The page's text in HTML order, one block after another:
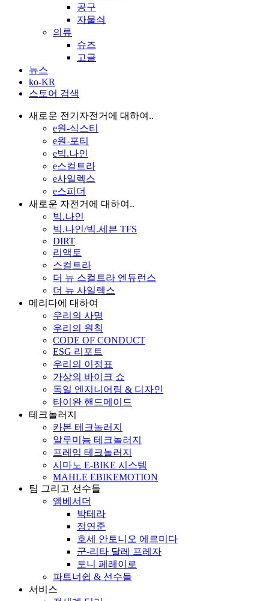
공구
자물쇠
의류
슈즈
고글
뉴스
ko-KR
스토어 검색
새로운 전기자전거에 대하여..
e원-식스티
e원-포티
e빅.나인
e스컬트라
e사일렉스
e스피더
새로운 자전거에 대하여..
빅.나인
빅.나인/빅.세븐 TFS
DIRT
리액토
스컬트라
더 뉴 스컬트라 엔듀런스
더 뉴 사일렉스
메리다에 대하여
우리의 사명
우리의 원칙
CODE OF CONDUCT
ESG 리포트
우리의 이정표
가상의 바이크 쇼
독일 엔지니어링 & 디자인
타이완 핸드메이드
테크놀러지
카본 테크놀러지
알루미늄 테크놀러지
프레임 테크놀러지
시마노 E-BIKE 시스템
MAHLE EBIKEMOTION
팀 그리고 선수들
앰베서더
박테라
정연준
호세 안토니오 에르미다
군-리타 달레 프레자
토니 페레이로
파트너쉽 & 선수들
서비스